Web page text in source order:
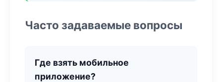
Часто задаваемые вопросы
Где взять мобильное
приложение?